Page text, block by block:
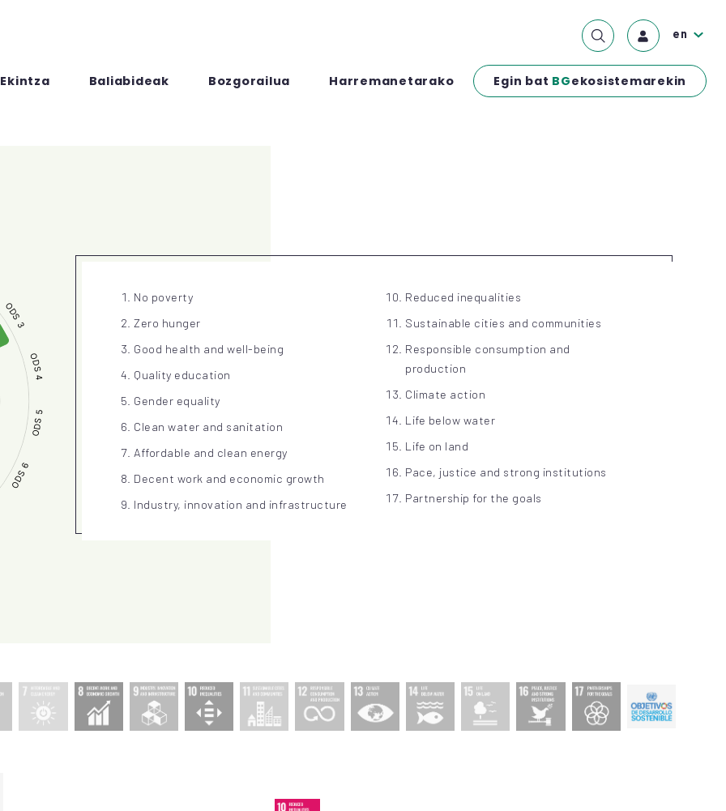
Ekintza Baliabideak Bozgorailua Harremanetarako Egin bat BGekosistemarekin
en
No poverty
Zero hunger
Good health and well-being
Quality education
Gender equality
Clean water and sanitation
Affordable and clean energy
Decent work and economic growth
Industry, innovation and infrastructure
Reduced inequalities
Sustainable cities and communities
Responsible consumption and
production
Climate action
Life below water
Life on land
Pace, justice and strong institutions
Partnership for the goals